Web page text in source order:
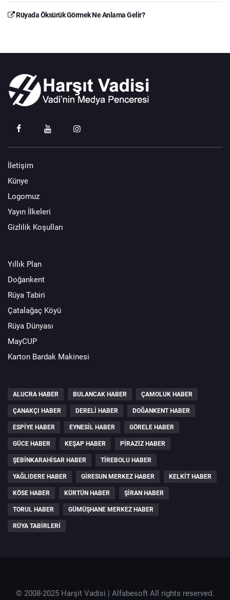
Rüyada Öksürük Görmek Ne Anlama Gelir?
İletişim
Künye
Logomuz
Yayın İlkeleri
Gizlilik Koşulları
Yıllık Plan
Doğankent
Rüya Tabiri
Çatalağaç Köyü
Rüya Dünyası
MayCUP
Karton Bardak Makinesi
ALUCRA HABER BULANCAK HABER ÇAMOLUK HABER
ÇANAKÇI HABER DERELI HABER DOĞANKENT HABER
ESPIYE HABER EYNESIL HABER GÖRELE HABER
GÜCE HABER KEŞAP HABER PIRAZIZ HABER
ŞEBINKARAHISAR HABER TIREBOLU HABER
YAĞLIDERE HABER GIRESUN MERKEZ HABER KELKIT HABER
KÖSE HABER KÜRTÜN HABER ŞIRAN HABER
TORUL HABER GÜMÜŞHANE MERKEZ HABER
RÜYA TABIRLERI
© 2008-2025 Harşit Vadisi | Alfabesoft All rights reserved.